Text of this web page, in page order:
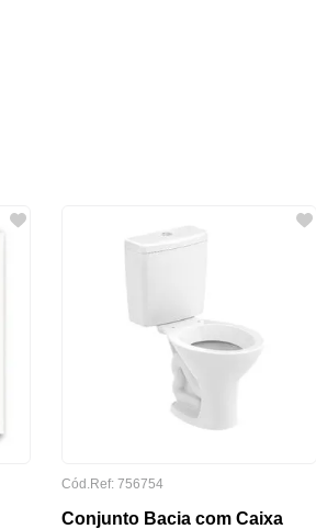
Cód.Ref: 756754
Conjunto Bacia com Caixa